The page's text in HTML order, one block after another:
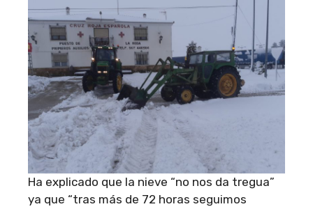
Ha explicado que la nieve “no nos da tregua”
ya que “tras más de 72 horas seguimos